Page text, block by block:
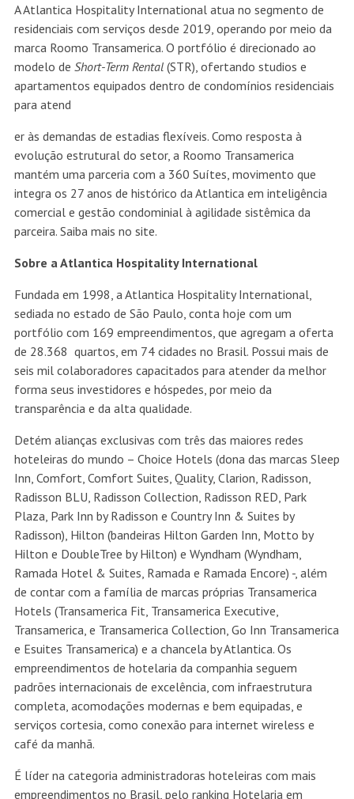
A Atlantica Hospitality International atua no segmento de
residenciais com serviços desde 2019, operando por meio da
marca Roomo Transamerica. O portfólio é direcionado ao
modelo de Short-Term Rental(STR), ofertando studios e
apartamentos equipados dentro de condomínios residenciais
para atend
er às demandas de estadias flexíveis. Como resposta à
evolução estrutural do setor, a Roomo Transamerica
mantém uma parceria com a 360 Suítes, movimento que
integra os 27 anos de histórico da Atlantica em inteligência
comercial e gestão condominial à agilidade sistêmica da
parceira. Saiba mais no site.
Sobre a Atlantica Hospitality International
Fundada em 1998, a Atlantica Hospitality International,
sediada no estado de São Paulo, conta hoje com um
portfólio com 169 empreendimentos, que agregam a oferta
de 28.368 quartos, em 74 cidades no Brasil. Possui mais de
seis mil colaboradores capacitados para atender da melhor
forma seus investidores e hóspedes, por meio da
transparência e da alta qualidade.
Detém alianças exclusivas com três das maiores redes
hoteleiras do mundo – Choice Hotels (dona das marcas Sleep
Inn, Comfort, Comfort Suites, Quality, Clarion, Radisson,
Radisson BLU, Radisson Collection, Radisson RED, Park
Plaza, Park Inn by Radisson e Country Inn & Suites by
Radisson), Hilton (bandeiras Hilton Garden Inn, Motto by
Hilton e DoubleTree by Hilton) e Wyndham (Wyndham,
Ramada Hotel & Suites, Ramada e Ramada Encore) -, além
de contar com a família de marcas próprias Transamerica
Hotels (Transamerica Fit, Transamerica Executive,
Transamerica, e Transamerica Collection, Go Inn Transamerica
e Esuites Transamerica) e a chancela by Atlantica. Os
empreendimentos de hotelaria da companhia seguem
padrões internacionais de excelência, com infraestrutura
completa, acomodações modernas e bem equipadas, e
serviços cortesia, como conexão para internet wireless e
café da manhã.
É líder na categoria administradoras hoteleiras com mais
empreendimentos no Brasil, pelo ranking Hotelaria em